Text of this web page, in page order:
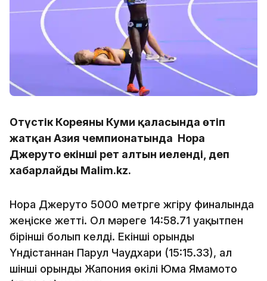
Оңтүстік Кореяның Куми қаласында өтіп
жатқан Азия чемпионатында Нора
Джеруто екінші рет алтын иеленді, деп
хабарлайды Malim.kz.
Нора Джеруто 5000 метрге жүгіру финалында
жеңіске жетті. Ол мәреге 14:58.71 уақытпен
бірінші болып келді. Екінші орынды
Үндістаннан Парул Чаудхари (15:15.33), ал
үшінші орынды Жапония өкілі Юма Ямамото